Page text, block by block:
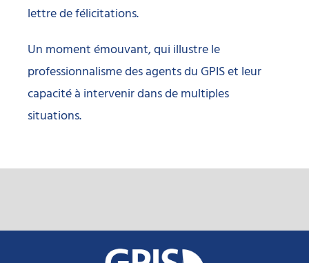
lettre de félicitations.
Un moment émouvant, qui illustre le
professionnalisme des agents du GPIS et leur
capacité à intervenir dans de multiples
situations.